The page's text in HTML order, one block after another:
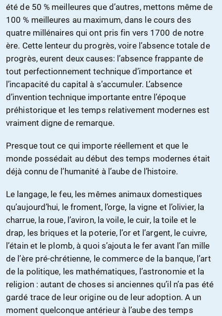
été de 50 % meilleures que d’autres, mettons même de
100 % meilleures au maximum, dans le cours des
quatre millénaires qui ont pris fin vers 1700 de notre
ère. Cette lenteur du progrès, voire l’absence totale de
progrès, eurent deux causes: l’absence frappante de
tout perfectionnement technique d’importance et
l’incapacité du capital à s’accumuler. L’absence
d’invention technique importante entre l’époque
préhistorique et les temps relativement modernes est
vraiment digne de remarque.
Presque tout ce qui importe réellement et que le
monde possédait au début des temps modernes était
déjà connu de l’humanité à l’aube de l’histoire.
Le langage, le feu, les mêmes animaux domestiques
qu’aujourd’hui, le froment, l’orge, la vigne et l’olivier, la
charrue, la roue, l’aviron, la voile, le cuir, la toile et le
drap, les briques et la poterie, l’or et l’argent, le cuivre,
l’étain et le plomb, à quoi s’ajouta le fer avant l’an mille
de l’ère pré-chrétienne, le commerce de la banque, l’art
de la politique, les mathématiques, l’astronomie et la
religion : autant de choses si anciennes qu’il n’a pas été
gardé trace de leur origine ou de leur adoption. A un
moment quelconque antérieur à l’aube des temps